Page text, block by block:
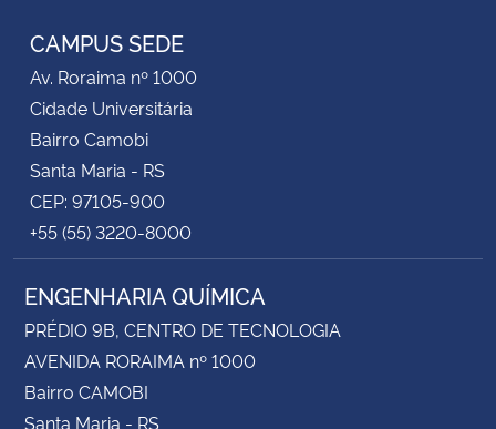
CAMPUS SEDE
Av. Roraima nº 1000
Cidade Universitária
Bairro Camobi
Santa Maria - RS
CEP: 97105-900
+55 (55) 3220-8000
ENGENHARIA QUÍMICA
PRÉDIO 9B, CENTRO DE TECNOLOGIA
AVENIDA RORAIMA nº 1000
Bairro CAMOBI
Santa Maria - RS